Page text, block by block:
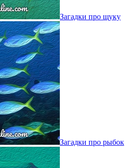
Загадки про щуку
Загадки про рыбок